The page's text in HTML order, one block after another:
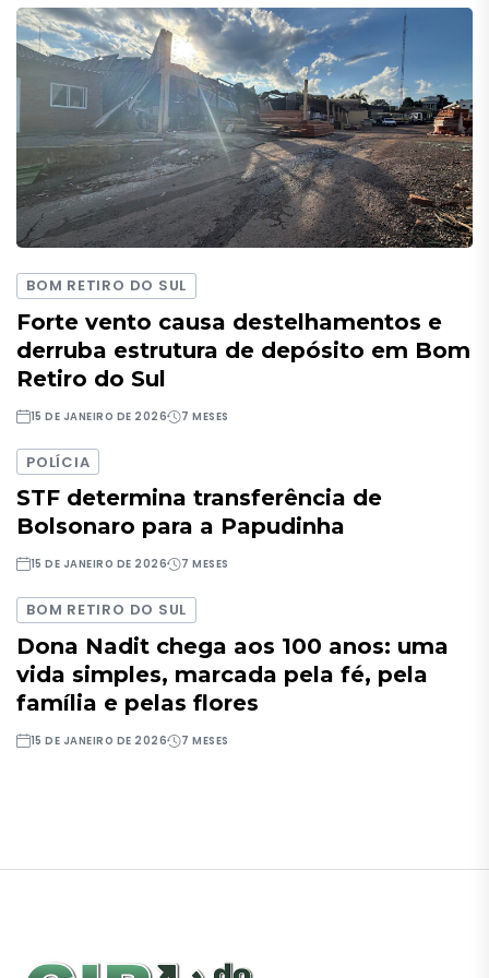
BOM RETIRO DO SUL
Forte vento causa destelhamentos e
derruba estrutura de depósito em Bom
Retiro do Sul
15 DE JANEIRO DE 2026 7 MESES
POLÍCIA
STF determina transferência de
Bolsonaro para a Papudinha
15 DE JANEIRO DE 2026 7 MESES
BOM RETIRO DO SUL
Dona Nadit chega aos 100 anos: uma
vida simples, marcada pela fé, pela
família e pelas flores
15 DE JANEIRO DE 2026 7 MESES